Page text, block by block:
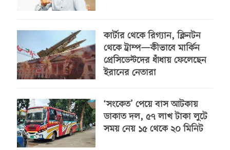
কার্টার থেকে রিগ্যান, ক্লিনটন
থেকে ট্রাম্প—কীভাবে মার্কিন
প্রেসিডেন্টদের ধাঁধায় ফেলেছেন
ইরানের নেতারা
‘সংকেত’ পেয়ে বাস আটকায়
ডাকাত দল, ৫৭ লাখ টাকা লুটে
সময় নেয় ১৫ থেকে ২০ মিনিট